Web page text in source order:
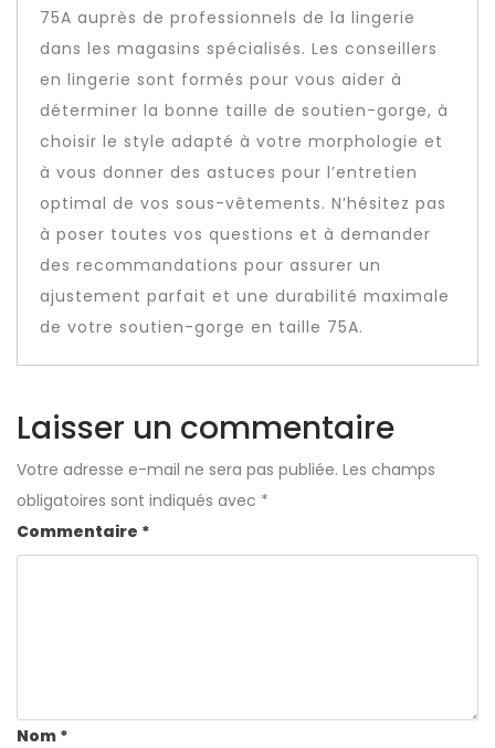
75A auprès de professionnels de la lingerie
dans les magasins spécialisés. Les conseillers
en lingerie sont formés pour vous aider à
déterminer la bonne taille de soutien-gorge, à
choisir le style adapté à votre morphologie et
à vous donner des astuces pour l’entretien
optimal de vos sous-vêtements. N’hésitez pas
à poser toutes vos questions et à demander
des recommandations pour assurer un
ajustement parfait et une durabilité maximale
de votre soutien-gorge en taille 75A.
Laisser un commentaire
Votre adresse e-mail ne sera pas publiée. Les champs
obligatoires sont indiqués avec *
Commentaire *
Nom *